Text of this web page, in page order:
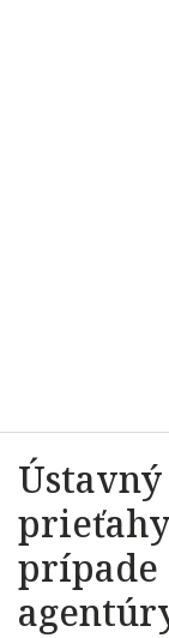
prípade